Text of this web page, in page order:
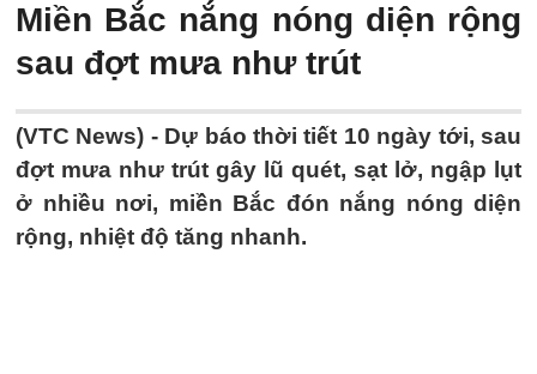
Miền Bắc nắng nóng diện rộng
sau đợt mưa như trút
(VTC News) - Dự báo thời tiết 10 ngày tới, sau
đợt mưa như trút gây lũ quét, sạt lở, ngập lụt
ở nhiều nơi, miền Bắc đón nắng nóng diện
rộng, nhiệt độ tăng nhanh.